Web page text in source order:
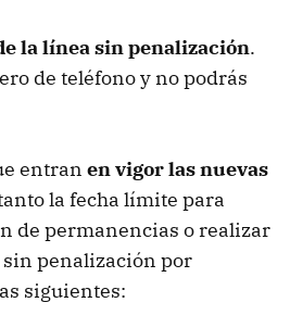
la línea sin penalización.
de teléfono y no podrás
entran en vigor las nuevas
la fecha límite para
de permanencias o realizar
penalización por
siguientes: